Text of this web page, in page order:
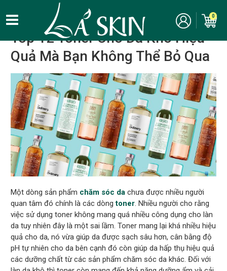
0
Kinh nghiệm, bí quyết làm đẹp Da khô
Top 12 Toner Cho Da Khô Hiệu
Quả Mà Bạn Không Thể Bỏ Qua
Một dòng sản phẩm chăm sóc da chưa được nhiều người
quan tâm đó chính là các dòngtoner. Nhiều người cho rằng
việc sử dụng toner không mang quá nhiều công dụng cho làn
da tuy nhiên đây là một sai lầm. Toner mang lại khá nhiều hiệu
quả cho da, nó vừa giúp da được sạch sâu hơn, cân bằng độ
pH tự nhiên cho da bên cạnh đó còn giúp da hấp thụ hiệu quả
các dưỡng chất từ các sản phẩm chăm sóc da khác. Đối với